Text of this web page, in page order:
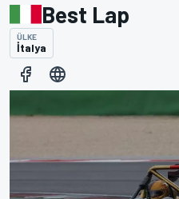
Best Lap
ÜLKE
İtalya